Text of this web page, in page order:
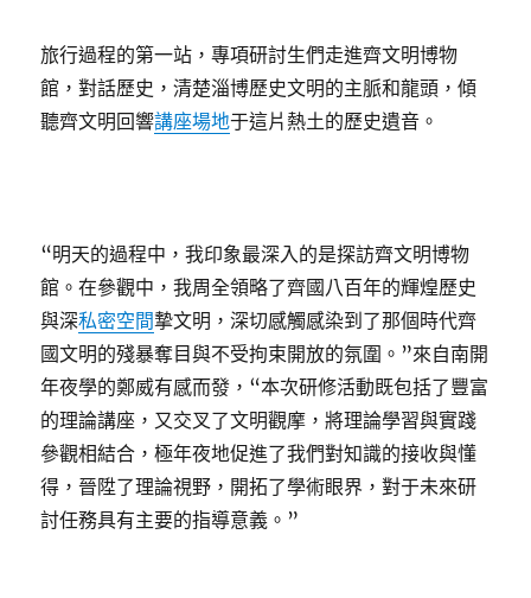
旅行過程的第一站，專項研討生們走進齊文明博物
館，對話歷史，清楚淄博歷史文明的主脈和龍頭，傾
聽齊文明回響講座場地于這片熱土的歷史遺音。
“明天的過程中，我印象最深入的是探訪齊文明博物
館。在參觀中，我周全領略了齊國八百年的輝煌歷史
與深私密空間摯文明，深切感觸感染到了那個時代齊
國文明的殘暴奪目與不受拘束開放的氛圍。”來自南開
年夜學的鄭威有感而發，“本次研修活動既包括了豐富
的理論講座，又交叉了文明觀摩，將理論學習與實踐
參觀相結合，極年夜地促進了我們對知識的接收與懂
得，晉陞了理論視野，開拓了學術眼界，對于未來研
討任務具有主要的指導意義。”